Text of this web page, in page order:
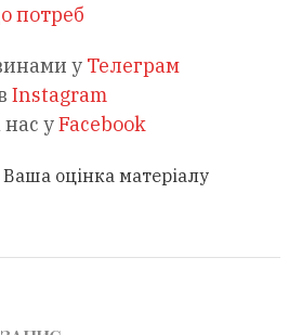
потреб
у Телеграм
Instagram
уFacebook
Ваша оцінка матеріалу